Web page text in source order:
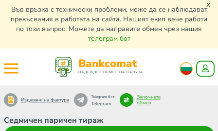
Във връзка с технически проблеми, може да се наблюдават
прекъсвания в работата на сайта. Нашият екип вече работи
по този въпрос. Можете да направите обмен чрез нашия
телеграм бот
x
Bankcomat
НАДЕЖДЕН ОБМЕН НА ВАЛУТА
Седмичен паричен тираж
Издаване на фактура Telegram бот
Telegram
Започнете
обмен